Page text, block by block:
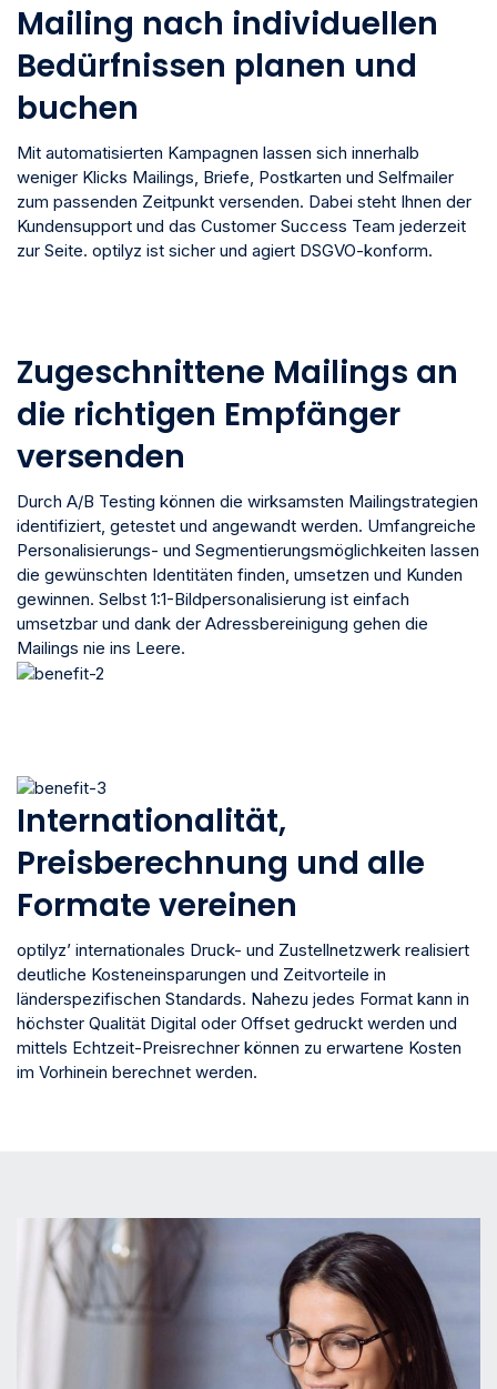
Mailing nach individuellen
Bedürfnissen planen und
buchen
Mit automatisierten Kampagnen lassen sich innerhalb
weniger Klicks Mailings, Briefe, Postkarten und Selfmailer
zum passenden Zeitpunkt versenden. Dabei steht Ihnen der
Kundensupport und das Customer Success Team jederzeit
zur Seite. optilyz ist sicher und agiert DSGVO-konform.
Zugeschnittene Mailings an
die richtigen Empfänger
versenden
Durch A/B Testing können die wirksamsten Mailingstrategien
identifiziert, getestet und angewandt werden. Umfangreiche
Personalisierungs- und Segmentierungsmöglichkeiten lassen
die gewünschten Identitäten finden, umsetzen und Kunden
gewinnen. Selbst 1:1-Bildpersonalisierung ist einfach
umsetzbar und dank der Adressbereinigung gehen die
Mailings nie ins Leere.
Internationalität,
Preisberechnung und alle
Formate vereinen
optilyz’ internationales Druck- und Zustellnetzwerk realisiert
deutliche Kosteneinsparungen und Zeitvorteile in
länderspezifischen Standards. Nahezu jedes Format kann in
höchster Qualität Digital oder Offset gedruckt werden und
mittels Echtzeit-Preisrechner können zu erwartene Kosten
im Vorhinein berechnet werden.